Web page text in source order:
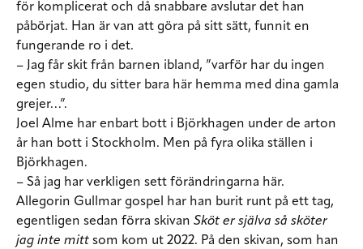
för komplicerat och då snabbare avslutar det han
påbörjat. Han är van att göra på sitt sätt, funnit en
fungerande ro i det.
– Jag får skit från barnen ibland, ”varför har du ingen
egen studio, du sitter bara här hemma med dina gamla
grejer…”.
Joel Alme har enbart bott i Björkhagen under de arton
år han bott i Stockholm. Men på fyra olika ställen i
Björkhagen.
– Så jag har verkligen sett förändringarna här.
Allegorin Gullmar gospel har han burit runt på ett tag,
egentligen sedan förra skivan Sköt er själva så sköter
jag inte mitt som kom ut 2022. På den skivan, som han